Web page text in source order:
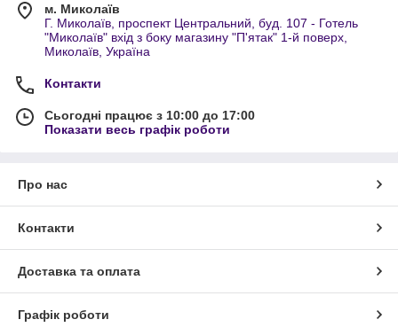
м. Миколаїв
Г. Миколаїв, проспект Центральний, буд. 107 - Готель
"Миколаїв" вхід з боку магазину "П'ятак" 1-й поверх,
Миколаїв, Україна
Контакти
Сьогодні працює з 10:00 до 17:00
Показати весь графік роботи
Про нас
Контакти
Доставка та оплата
Графік роботи